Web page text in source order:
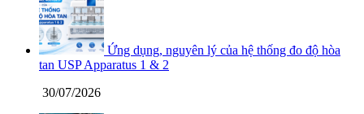
Ứng dụng, nguyên lý của hệ thống đo độ hòa
tan USP Apparatus 1 & 2
30/07/2026